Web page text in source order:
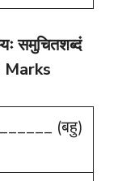
समुचितशब्दं
Marks
(बहु)